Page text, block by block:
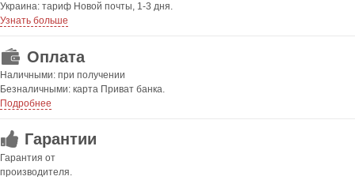
Украина: тариф Новой почты, 1-3 дня.
Узнать больше
Оплата
Наличными: при получении
Безналичными: карта Приват банка.
Подробнее
Гарантии
Гарантия от
производителя.